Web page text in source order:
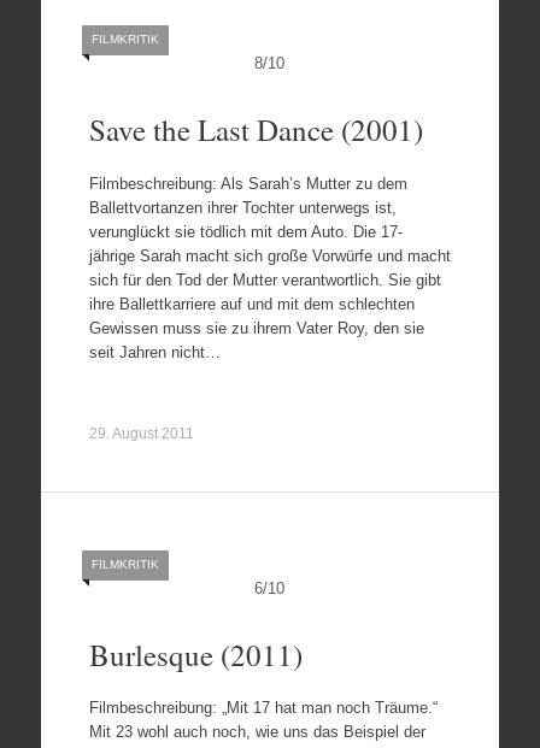
8/10
FILMKRITIK
Save the Last Dance (2001)
Filmbeschreibung: Als Sarah’s Mutter zu dem
Ballettvortanzen ihrer Tochter unterwegs ist,
verunglückt sie tödlich mit dem Auto. Die 17-
jährige Sarah macht sich große Vorwürfe und macht
sich für den Tod der Mutter verantwortlich. Sie gibt
ihre Ballettkarriere auf und mit dem schlechten
Gewissen muss sie zu ihrem Vater Roy, den sie
seit Jahren nicht…
29. August 2011
6/10
FILMKRITIK
Burlesque (2011)
Filmbeschreibung: „Mit 17 hat man noch Träume.“
Mit 23 wohl auch noch, wie uns das Beispiel der